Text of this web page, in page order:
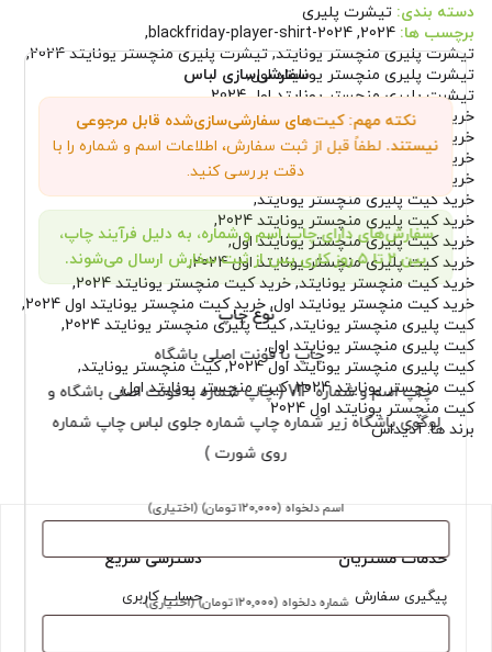
سفارشی‌سازی لباس
نکته مهم: کیت‌های سفارشی‌سازی‌شده قابل مرجوعی
نیستند. لطفاً قبل از ثبت سفارش، اطلاعات اسم و شماره را با
دقت بررسی کنید.
سفارش‌های دارای چاپ اسم و شماره، به دلیل فرآیند چاپ،
بین ۲ تا ۵ روز کاری پس از ثبت سفارش ارسال می‌شوند.
نوع چاپ
چاپ با فونت اصلی باشگاه
چاپ اسم و شماره VIP ( چاپ شماره با فونت اصلی باشگاه و
لوگوی باشگاه زیر شماره چاپ شماره جلوی لباس چاپ شماره
روی شورت )
اسم دلخواه (۱۲۰٬۰۰۰ تومان) (اختیاری)
شماره دلخواه (۱۲۰٬۰۰۰ تومان) (اختیاری)
دسته بندی: تیشرت پلیری
برچسب ها: 2024
,
blackfriday-player-shirt-2024
,
تیشرت پلیری منچستر یونایتد,تیشرت پلیری منچستر یونایتد 2024
,
تیشرت پلیری منچستر یونایتد اول,
تیشرت پلیری منچستر یونایتد اول 2024
,
خرید تیشرت پلیری منچستر یونایتد
خرید تیشرت پلیری منچستر یونایتد 2024
,
خرید تیشرت پلیری منچستر یونایتد اول
خرید تیشرت پلیری منچستر یونایتد اول 2024
خرید کیت پلیری منچستر یونایتد,
خرید کیت پلیری منچستر یونایتد 2024
,
خرید کیت پلیری منچستر یونایتد اول,
خرید کیت پلیری منچستر یونایتد اول 2024
,
خرید کیت منچستر یونایتد,خرید کیت منچستر یونایتد 2024
,
خرید کیت منچستر یونایتد اول, خرید کیت منچستر یونایتد اول 2024
,
کیت پلیری منچستر یونایتد,کیت پلیری منچستر یونایتد 2024
,
کیت پلیری منچستر یونایتد اول,
کیت پلیری منچستر یونایتد اول 2024
,کیت منچستر یونایتد,
کیت منچستر یونایتد 2024
,کیت منچستر یونایتد اول,
کیت منچستر یونایتد اول 2024
برند ها:آدیداس
خدمات مشتریان
پیگیری سفارش
دسترسی سریع
حساب کاربری